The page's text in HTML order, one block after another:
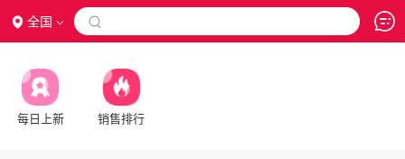
全国 
每日上新 销售排行